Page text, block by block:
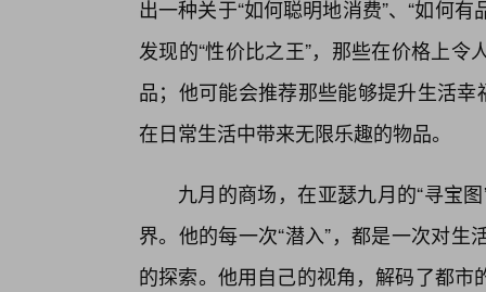
出一种关于“如何聪明地消费”、“如何
发现的“性价比之王”，那些在价格上
品；他可能会推荐那些能够提升生活
在日常生活中带来无限乐趣的物品。
九月的商场，在亚瑟九月的“寻宝
界。他的每一次“潜入”，都是一次对
的探索。他用自己的视角，解码了都